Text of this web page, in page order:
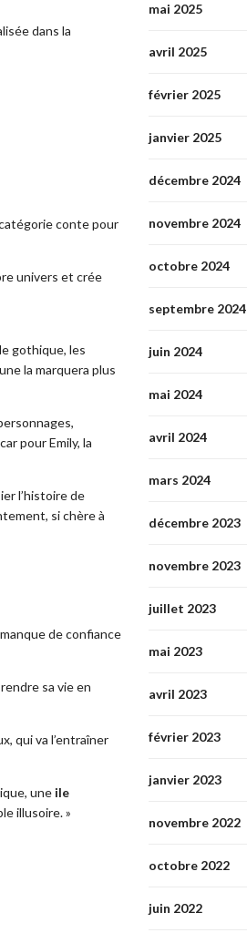
dans la
conte pour
univers et crée
gothique, les
la marquera plus
pour Emily, la
l’histoire de
si chère à
de confiance
sa vie en
qui va l’entraîner
une ile
illusoire. »
mai 2025
avril 2025
février 2025
janvier 2025
décembre 2024
novembre 2024
octobre 2024
septembre 2024
juin 2024
mai 2024
avril 2024
mars 2024
décembre 2023
novembre 2023
juillet 2023
mai 2023
avril 2023
février 2023
janvier 2023
novembre 2022
octobre 2022
juin 2022